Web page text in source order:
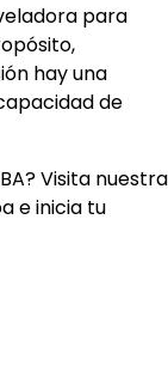
para
hay una
de
Visita nuestra
e inicia tu